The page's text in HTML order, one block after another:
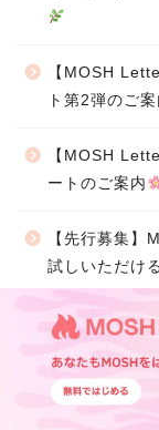
【MOSH
ト第2弾のご案
【MOSH
ートのご案内
【先行募集】
試しいただけ
カテゴリー